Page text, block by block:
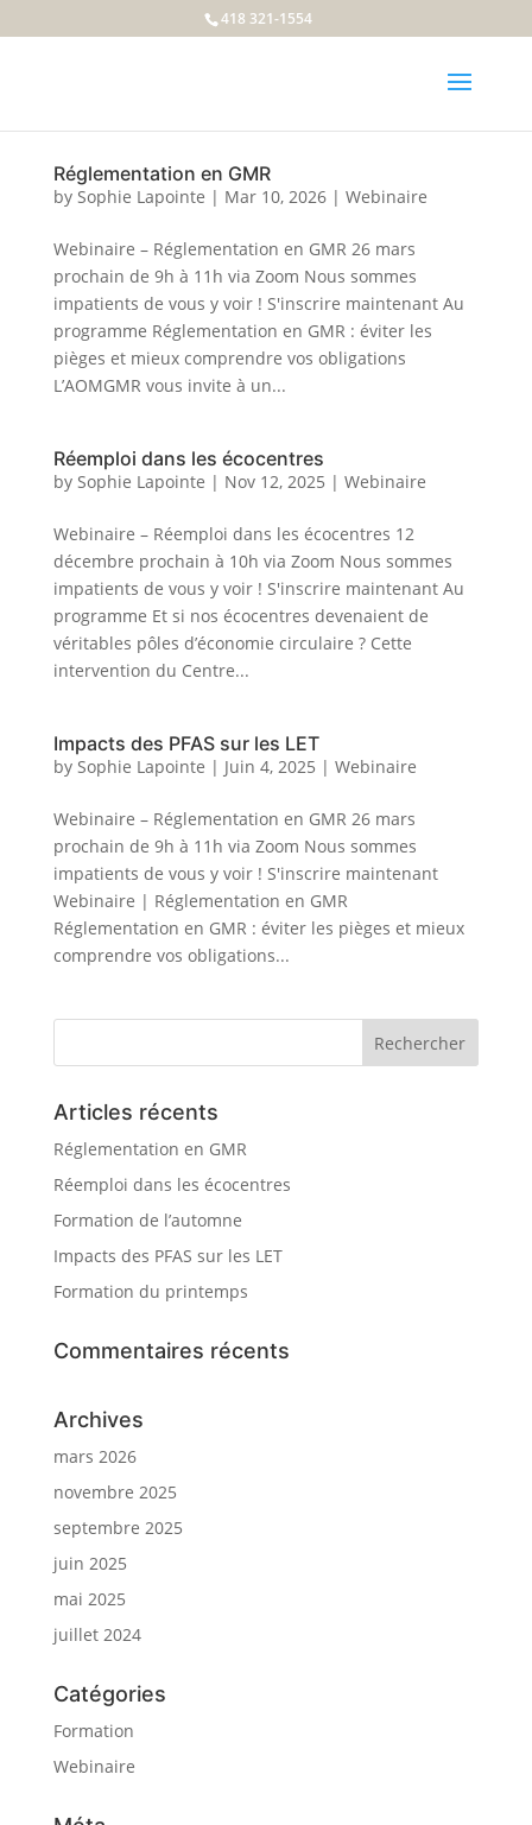
418 321-1554
Réglementation en GMR
by Sophie Lapointe | Mar 10, 2026| Webinaire
Webinaire – Réglementation en GMR 26 mars
prochain de 9h à 11h via Zoom Nous sommes
impatients de vous y voir ! S'inscrire maintenant Au
programme Réglementation en GMR : éviter les
pièges et mieux comprendre vos obligations
L’AOMGMR vous invite à un...
Réemploi dans les écocentres
by Sophie Lapointe | Nov 12, 2025 | Webinaire
Webinaire – Réemploi dans les écocentres 12
décembre prochain à 10h via Zoom Nous sommes
impatients de vous y voir ! S'inscrire maintenant Au
programme Et si nos écocentres devenaient de
véritables pôles d’économie circulaire ? Cette
intervention du Centre...
Impacts des PFAS sur les LET
by Sophie Lapointe | Juin 4, 2025 | Webinaire
Webinaire – Réglementation en GMR 26 mars
prochain de 9h à 11h via Zoom Nous sommes
impatients de vous y voir ! S'inscrire maintenant
Webinaire | Réglementation en GMR
Réglementation en GMR : éviter les pièges et mieux
comprendre vos obligations...
Articles récents
Réglementation en GMR
Réemploi dans les écocentres
Formation de l’automne
Impacts des PFAS sur les LET
Formation du printemps
Commentaires récents
Archives
mars 2026
novembre 2025
septembre 2025
juin 2025
mai 2025
juillet 2024
Catégories
Formation
Webinaire